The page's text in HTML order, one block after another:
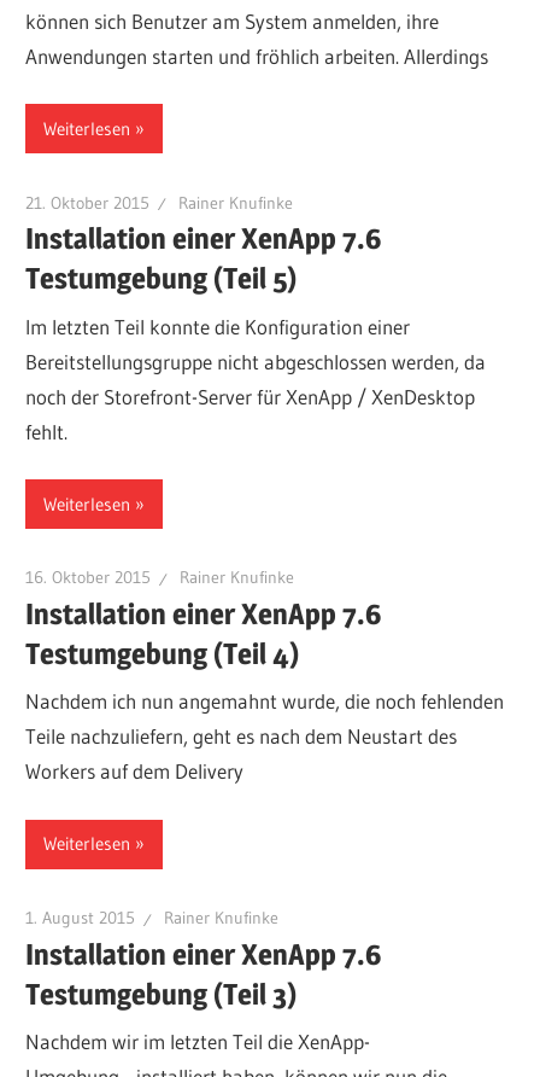
können sich Benutzer am System anmelden, ihre
Anwendungen starten und fröhlich arbeiten. Allerdings
Weiterlesen
21. Oktober 2015 Rainer Knufinke
Installation einer XenApp 7.6
Testumgebung (Teil 5)
Im letzten Teil konnte die Konfiguration einer
Bereitstellungsgruppe nicht abgeschlossen werden, da
noch der Storefront-Server für XenApp / XenDesktop
fehlt.
Weiterlesen
16. Oktober 2015 Rainer Knufinke
Installation einer XenApp 7.6
Testumgebung (Teil 4)
Nachdem ich nun angemahnt wurde, die noch fehlenden
Teile nachzuliefern, geht es nach dem Neustart des
Workers auf dem Delivery
Weiterlesen
1. August 2015 Rainer Knufinke
Installation einer XenApp 7.6
Testumgebung (Teil 3)
Nachdem wir im letzten Teil die XenApp-